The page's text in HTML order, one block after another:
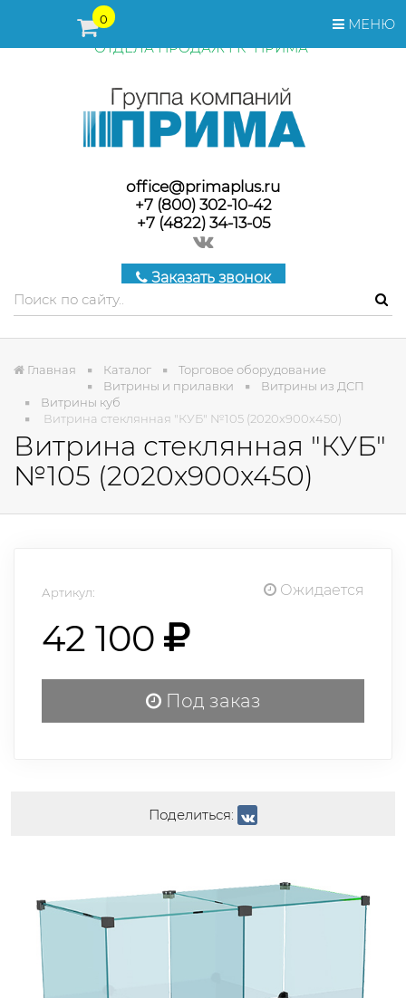
МЕНЮ
0
ПЕРЕД ОФОРМЛЕНИЕМ ЗАКАЗА, СТОИМОСТЬ И СРОКИ
ПОСТАВКИ ТОВАРА УТОЧНЯЙТЕ У МЕНЕДЖЕРОВ
ОТДЕЛА ПРОДАЖ ГК "ПРИМА"
office@primaplus.ru
+7 (800) 302-10-42
+7 (4822) 34-13-05
Заказать звонок
Главная Каталог
Торговое оборудование
Витрины и прилавки
Витрины из ДСП
Витрины куб
Витрина стеклянная "КУБ" №105 (2020х900х450)
Витрина стеклянная "КУБ"
№105 (2020х900х450)
Артикул: Ожидается
42 100
Под заказ
Поделиться: